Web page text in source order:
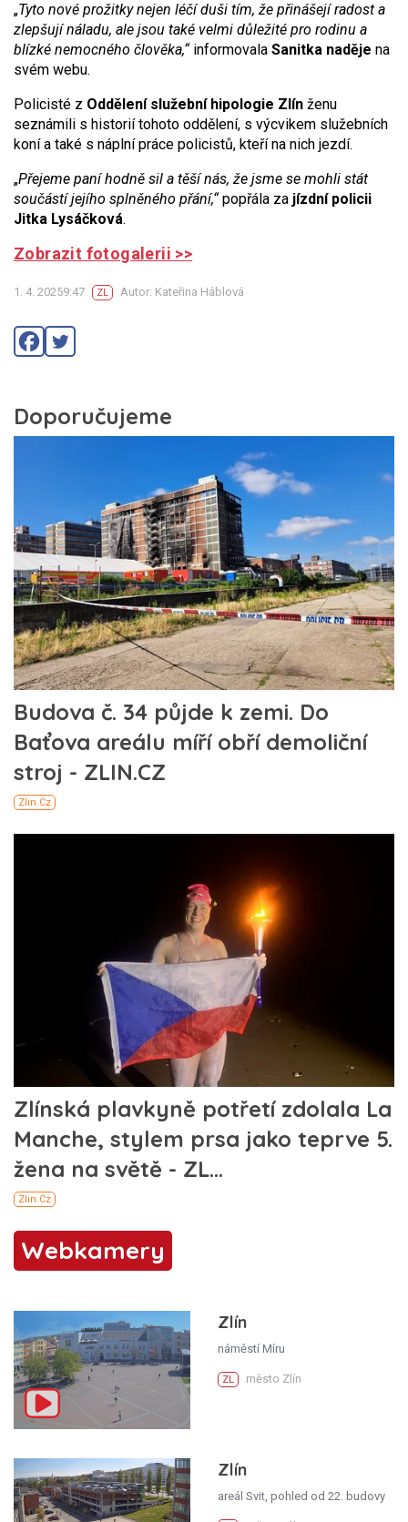
„Tyto nové prožitky nejen léčí duši tím, že přinášejí radost a
zlepšují náladu, ale jsou také velmi důležité pro rodinu a
blízké nemocného člověka,“informovala Sanitka naděje na
svém webu.
Policisté z Oddělení služební hipologie Zlín ženu
seznámili s historií tohoto oddělení, s výcvikem služebních
koní a také s náplní práce policistů, kteří na nich jezdí.
„Přejeme paní hodně sil a těší nás, že jsme se mohli stát
součástí jejího splněného přání,“popřála za jízdní policii
Jitka Lysáčková.
Zobrazit fotogalerii >>
1. 4. 20259:47 ZL Autor: Kateřina Háblová
Webkamery
Zlín
náměstí Míru
ZL město Zlín
Zlín
areál Svit, pohled od 22. budovy